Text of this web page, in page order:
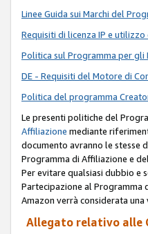
Linee Guida sui Marchi del
Requisiti di licenza IP e
Politica sul Programma per
DE - Requisiti del Motore di
Politica del programma
Le presenti politiche del
Affiliazione mediante
documento avranno le stesse
Programma di Affiliazione e
Per evitare qualsiasi dubbio e
Partecipazione al Programma
Amazon verrà considerata
Allegato relativo alle